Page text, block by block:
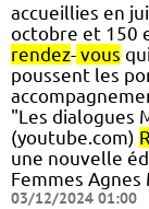
accueillies en
octobre et 150
rendez- vous
poussent les
"Les dialogues
(youtube.com)
une nouvelle
Femmes Agnes
03/12/2024 01:00